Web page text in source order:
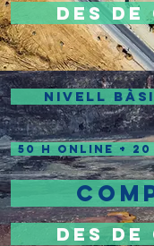
DES
NIVELL
50 H ONLINE + 20
DES